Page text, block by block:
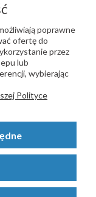
bram i ogrodzeń -
Wszystkie prawa
poprawne
ofertę do
przez
lub
wybierając
Polityce